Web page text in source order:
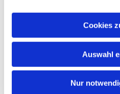
Cookies
Auswahl
Nur